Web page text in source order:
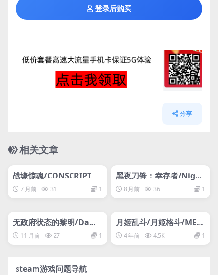
登录后购买
分享
相关文章
网盘下载游戏
战壕惊魂/CONSCRIPT
7 月前 31 1
网盘下载游戏
黑夜刀锋：幸存者/Night
Swarm
8 月前 36 1
网盘下载游戏
无政府状态的黎明/Dawn
of Anarchy
11 月前 27 1
支持网络联机
月姬乱斗/月姬格斗/MELT
Y BLOOD: TYPE LUMIN
A/支持网络联机
4 年前 4.5K 1
steam游戏问题导航